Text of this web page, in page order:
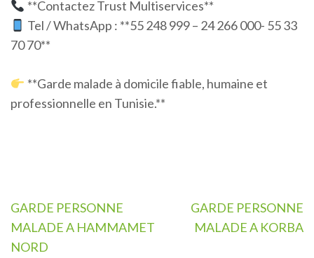
**Contactez Trust Multiservices**
Tel / WhatsApp : **55 248 999 – 24 266 000- 55 33
70 70**
**Garde malade à domicile fiable, humaine et
professionnelle en Tunisie.**
Navigation
de
l’article
GARDE PERSONNE
MALADE A HAMMAMET
NORD
GARDE PERSONNE
MALADE A KORBA